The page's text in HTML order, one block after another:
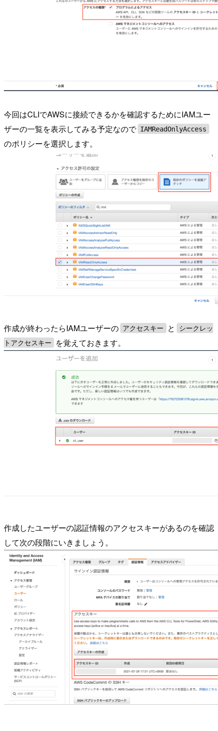
今回はCLIでAWSに接続できるかを確認するためにIAMユー
ザーの一覧を表示してみる予定なので IAMReadOnlyAccess
のポリシーを選択します。
作成が終わったらIAMユーザーの アクセスキー と
シークレッ
トアクセスキー
を覚えておきます。
作成したユーザーの認証情報のアクセスキーがあるのを確認
して次の段階にいきましょう。